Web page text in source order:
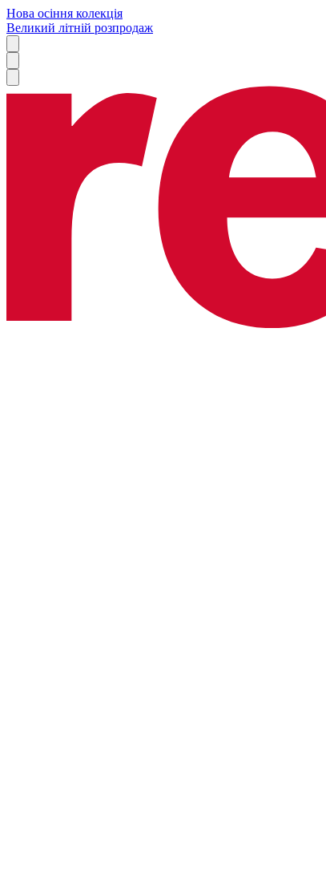
Нова осіння колекція
Великий літній розпродаж